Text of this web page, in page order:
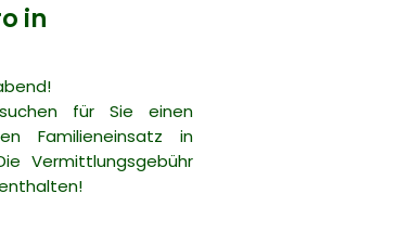
in
für Sie einen
Familieneinsatz in
Vermittlungsgebühr